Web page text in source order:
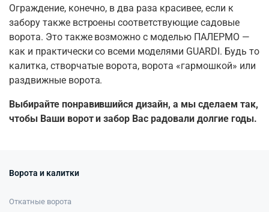
Ограждение, конечно, в два раза красивее, если к
забору также встроены соответствующие садовые
ворота. Это также возможно с моделью ПАЛЕРМО —
как и практически со всеми моделями GUARDI. Будь то
калитка, створчатые ворота, ворота «гармошкой» или
раздвижные ворота.
Выбирайте понравившийся дизайн, а мы сделаем так,
чтобы Ваши ворот и забор Вас радовали долгие годы.
Ворота и калитки
Откатные ворота